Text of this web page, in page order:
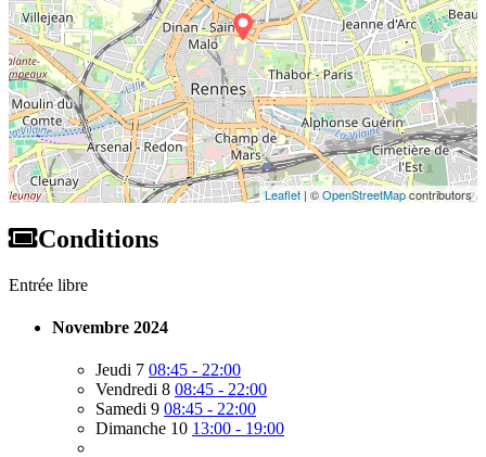
Leaflet | ©OpenStreetMapcontributors
Conditions
Entrée libre
Novembre 2024
Jeudi 7 08:45 - 22:00
Vendredi 8 08:45 - 22:00
Samedi 9 08:45 - 22:00
Dimanche 10 13:00 - 19:00